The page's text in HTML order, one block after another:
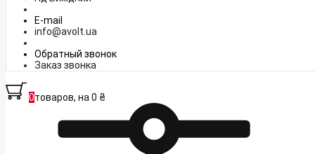
E-mail
info@avolt.ua
Обратный звонок
Заказ звонка
0товаров, на 0 ₴